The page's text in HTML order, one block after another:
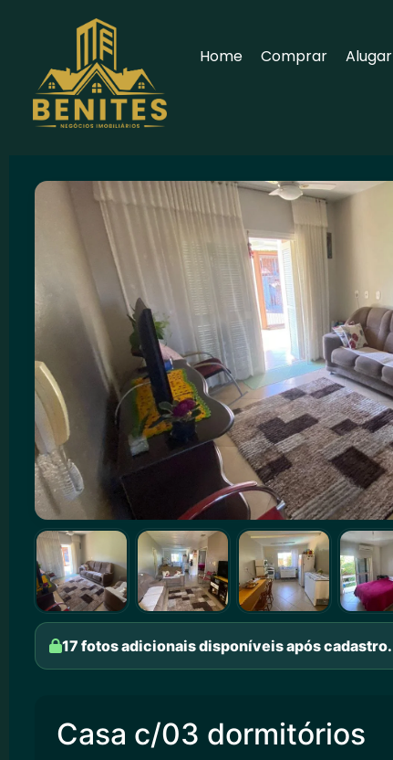
Home Comprar Alugar
17 fotos adicionais disponíveis após cadastro.
Casa c/03 dormitórios